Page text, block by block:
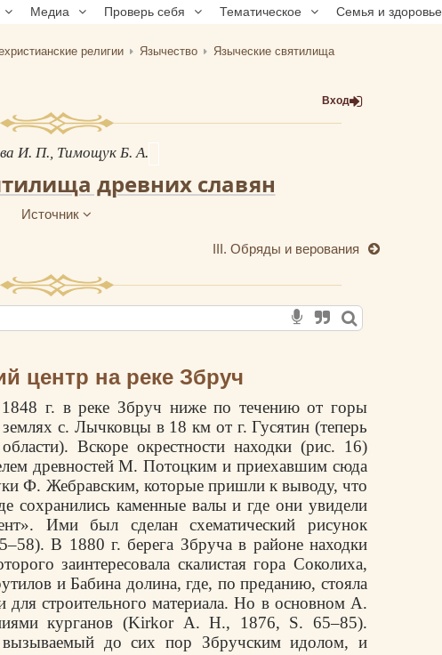
Медиа Проверь себя Тематическое Семья и здоровье
религии Язычество
Языческие святилища
Вход
И. П., Тимощук Б. А.
древних славян
Источник
III. Обряды и верования
центр на реке Збруч
г. в реке Збруч ниже по течению от горы
с. Лычковцы в 18 км от г. Гусятин (теперь
Вскоре окрестности находки (рис. 16)
древностей М. Потоцким и приехавшим сюда
Ф. Жебравским, которые пришли к выводу, что
сохранились каменные валы и где они увидели
Ими был сделан схематический рисунок
В 1880 г. берега Збруча в районе находки
заинтересовала скалистая гора Соколиха,
и Бабина долина, где, по преданию, стояла
для строительного материала. Но в основном А.
курганов (Kirkor А. Н., 1876, S. 65–85).
до сих пор Збручским идолом, и